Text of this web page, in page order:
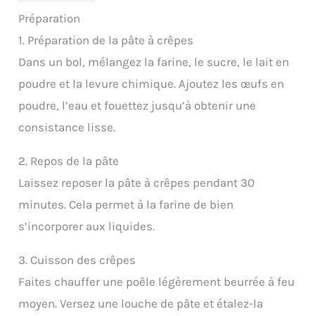
Préparation
1. Préparation de la pâte à crêpes
Dans un bol, mélangez la farine, le sucre, le lait en
poudre et la levure chimique. Ajoutez les œufs en
poudre, l’eau et fouettez jusqu’à obtenir une
consistance lisse.
2. Repos de la pâte
Laissez reposer la pâte à crêpes pendant 30
minutes. Cela permet à la farine de bien
s’incorporer aux liquides.
3. Cuisson des crêpes
Faites chauffer une poêle légèrement beurrée à feu
moyen. Versez une louche de pâte et étalez-la